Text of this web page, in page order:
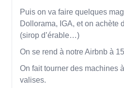
Puis on va faire quelques
Dollorama, IGA, et on achète
(sirop d’érable…)
On se rend à notre Airbnb à
On fait tourner des machines
valises.